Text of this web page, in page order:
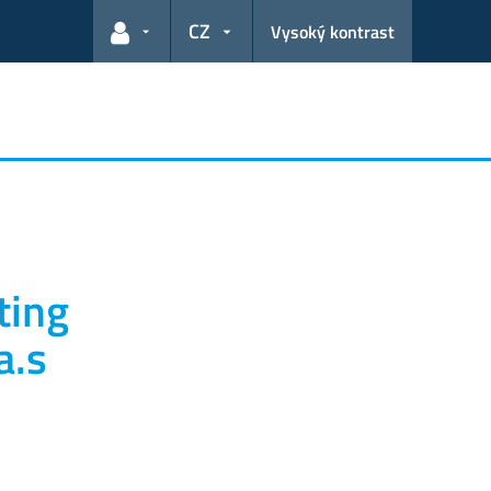
Odkazy pro uživatele
CZ Vysoký kontrast